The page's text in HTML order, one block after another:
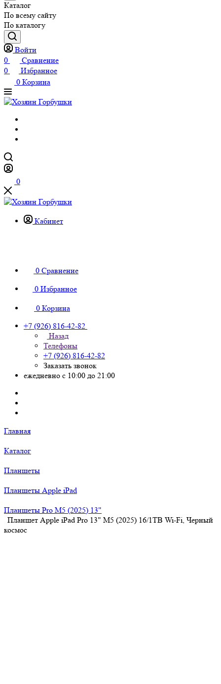
Каталог
По всему сайту
По каталогу
Войти
0
Сравнение
0
Избранное
0 Корзина
0
Кабинет
0 Сравнение
0 Избранное
0 Корзина
+7 (926) 816-42-82
Назад
Телефоны
+7 (926) 816-42-82
Заказать звонок
ежедневно с 10:00 до 21:00
Главная
Каталог
Планшеты
Планшеты Apple iPad
Планшеты Pro M5 (2025) 13"
Планшет Apple iPad Pro 13" M5 (2025) 16/1TB Wi-Fi, Черный
космос